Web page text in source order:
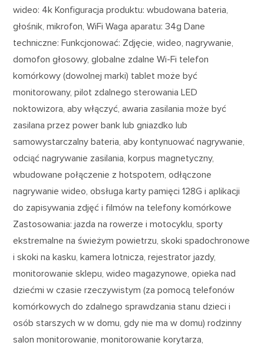
wideo: 4k Konfiguracja produktu: wbudowana bateria,
głośnik, mikrofon, WiFi Waga aparatu: 34g Dane
techniczne: Funkcjonować: Zdjęcie, wideo, nagrywanie,
domofon głosowy, globalne zdalne Wi-Fi telefon
komórkowy (dowolnej marki) tablet może być
monitorowany, pilot zdalnego sterowania LED
noktowizora, aby włączyć, awaria zasilania może być
zasilana przez power bank lub gniazdko lub
samowystarczalny bateria, aby kontynuować nagrywanie,
odciąć nagrywanie zasilania, korpus magnetyczny,
wbudowane połączenie z hotspotem, odłączone
nagrywanie wideo, obsługa karty pamięci 128G i aplikacji
do zapisywania zdjęć i filmów na telefony komórkowe
Zastosowania: jazda na rowerze i motocyklu, sporty
ekstremalne na świeżym powietrzu, skoki spadochronowe
i skoki na kasku, kamera lotnicza, rejestrator jazdy,
monitorowanie sklepu, wideo magazynowe, opieka nad
dziećmi w czasie rzeczywistym (za pomocą telefonów
komórkowych do zdalnego sprawdzania stanu dzieci i
osób starszych w w domu, gdy nie ma w domu) rodzinny
salon monitorowanie, monitorowanie korytarza,